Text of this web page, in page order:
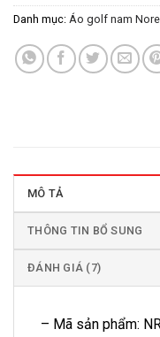
Danh mục: Áo golf nam
MÔ TẢ
THÔNG TIN BỔ SUNG
ĐÁNH GIÁ (7)
– Mã sản phẩm: